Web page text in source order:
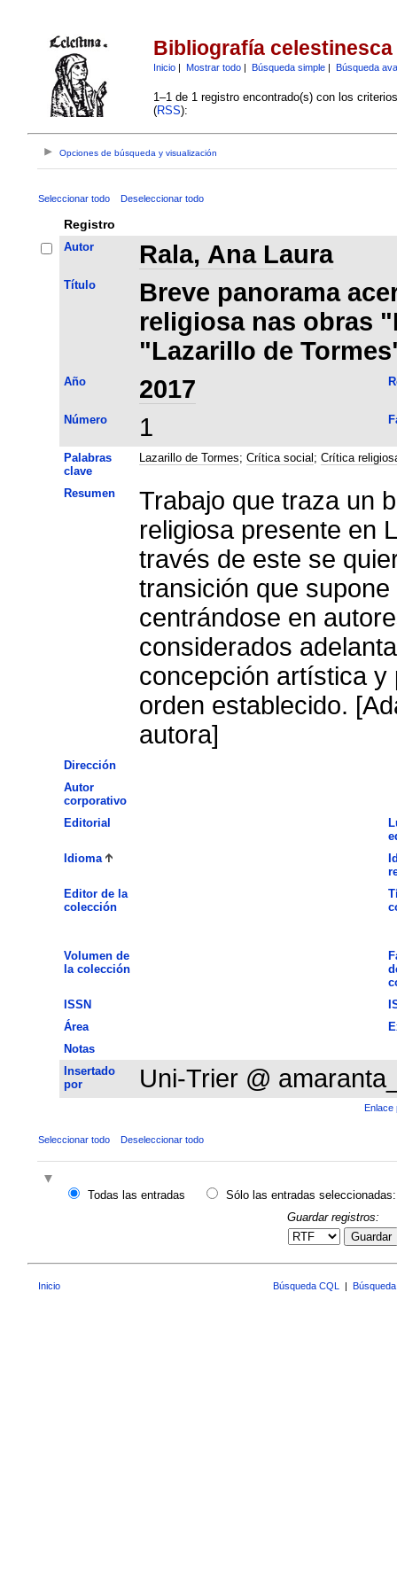
Bibliografía celestinesca
Inicio| Mostrar todo| Búsqueda simple| Búsqueda
1–1 de 1 registro encontrado(s) con los
(RSS):
Opciones de búsqueda y visualización
Seleccionar todo Deseleccionar todo
Registro
Autor Rala, Ana Laura
Título
Breve panorama
religiosa nas obras
"Lazarillo de
Año 2017
Número 1
Palabras
clave
Lazarillo de Tormes; Crítica social ; Crítica
Resumen
Trabajo que traza un
religiosa presente en
través de este se
transición que
centrándose en
considerados
concepción artística y
orden establecido.
autora]
Dirección
Autor
corporativo
Editorial
Idioma
Editor de la
colección
Volumen de
la colección
ISSN
Área
Notas
Insertado
por
Uni-Trier @
Enlace
Seleccionar todo Deseleccionar todo
Todas las entradas
Sólo las entradas seleccionadas:
Guardar registros:
Guardar
Inicio Búsqueda CQL